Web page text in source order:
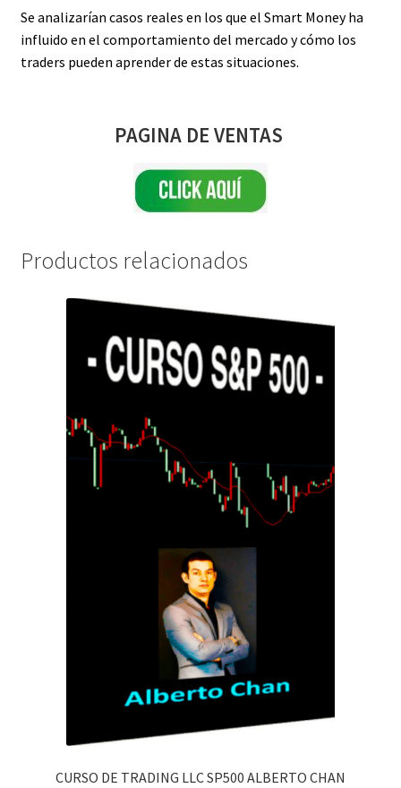
Se analizarían casos reales en los que el Smart Money ha
influido en el comportamiento del mercado y cómo los
traders pueden aprender de estas situaciones.
PAGINA DE VENTAS
Productos relacionados
CURSO DE TRADING LLC SP500 ALBERTO CHAN